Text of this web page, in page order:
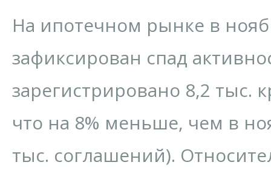
На ипотечном рынке в
зафиксирован спад
зарегистрировано 8,2 тыс.
что на 8% меньше, чем в
тыс. соглашений).